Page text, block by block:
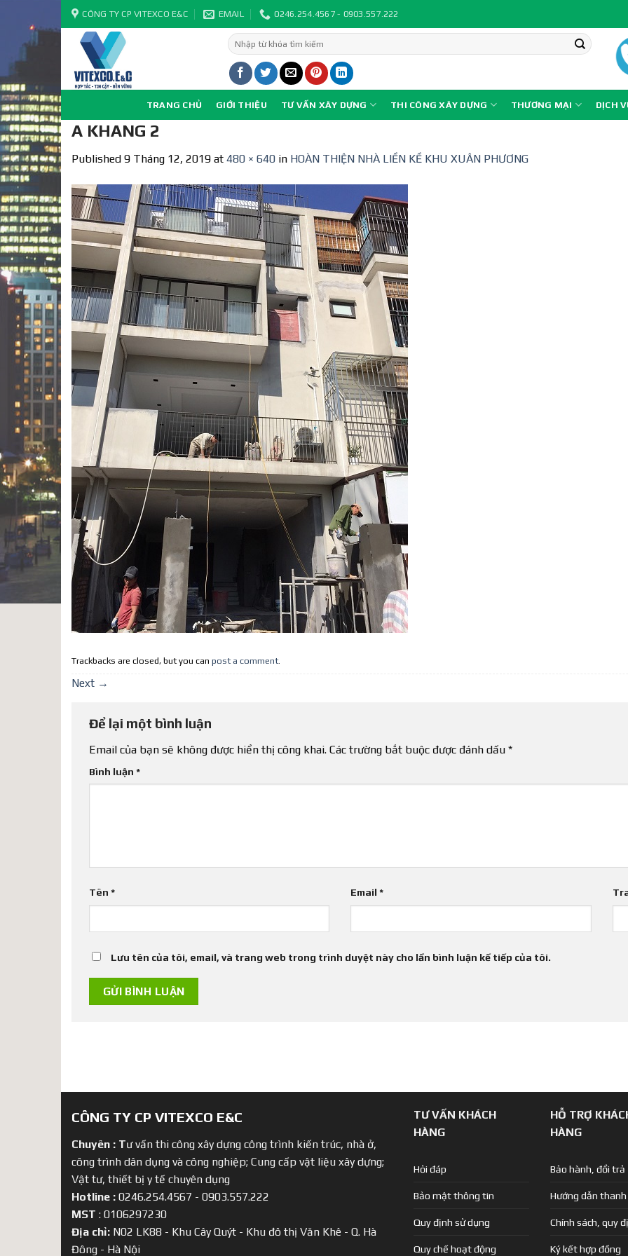
Skip
to
content
CÔNG TY CP VITEXCO E&C EMAIL 0246.254.4567 - 0903.557.222
Tìm
kiếm:
TRANG CHỦ GIỚI THIỆU TƯ VẤN XÂY DỰNG THI CÔNG XÂY DỰNG THƯƠNG MẠI DỊCH
A KHANG 2
Published 9 Tháng 12, 2019 at 480 × 640 in HOÀN THIỆN NHÀ LIỀN KỀ KHU XUÂN PHƯƠNG
Trackbacks are closed, but you can post a comment.
Next →
Để lại một bình luận
Email của bạn sẽ không được hiển thị công khai. Các trường bắt buộc được đánh dấu *
Bình luận *
Tên * Email*
Lưu tên của tôi, email, và trang web trong trình duyệt này cho lần bình luận kế tiếp của tôi.
CÔNG TY CP VITEXCO E&C
Chuyên : Tư vấn thi công xây dựng công trình kiến trúc, nhà ở,
công trình dân dụng và công nghiệp; Cung cấp vật liệu xây dựng;
Vật tư, thiết bị y tế chuyên dụng
Hotline : 0246.254.4567 - 0903.557.222
MST : 0106297230
Địa chỉ: N02 LK88 - Khu Cây Quýt - Khu đô thị Văn Khê - Q. Hà
Đông - Hà Nội
TƯ VẤN KHÁCH
HÀNG
Hỏi đáp
Bảo mật thông tin
Quy định sử dụng
Quy chế hoạt động
HỖ TRỢ
HÀNG
Bảo hành, đổi trả
Hướng dẫn
Chính sách, quy
Ký kết hợp đồng